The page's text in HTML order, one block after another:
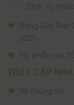
Dịch Vụ Khác
Bảng Giá Triệt
2025
Mỹ phẩm tại
Về chúng tôi